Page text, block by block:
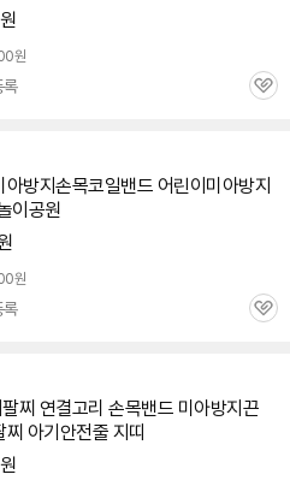
원
원
관
아방지손목코일밴드 어린이미아방지
이공원
원
관
팔찌 연결고리 손목밴드 미아방지끈
찌 아기안전줄 지띠
원